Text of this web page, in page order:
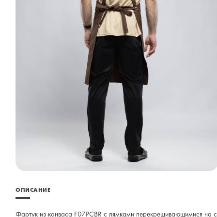
ОПИСАНИЕ
Фартук из канваса F07PСBR с лямками перекрещивающимися на